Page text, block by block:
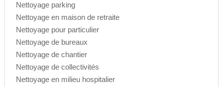
Nettoyage parking
Nettoyage en maison de retraite
Nettoyage pour particulier
Nettoyage de bureaux
Nettoyage de chantier
Nettoyage de collectivités
Nettoyage en milieu hospitalier